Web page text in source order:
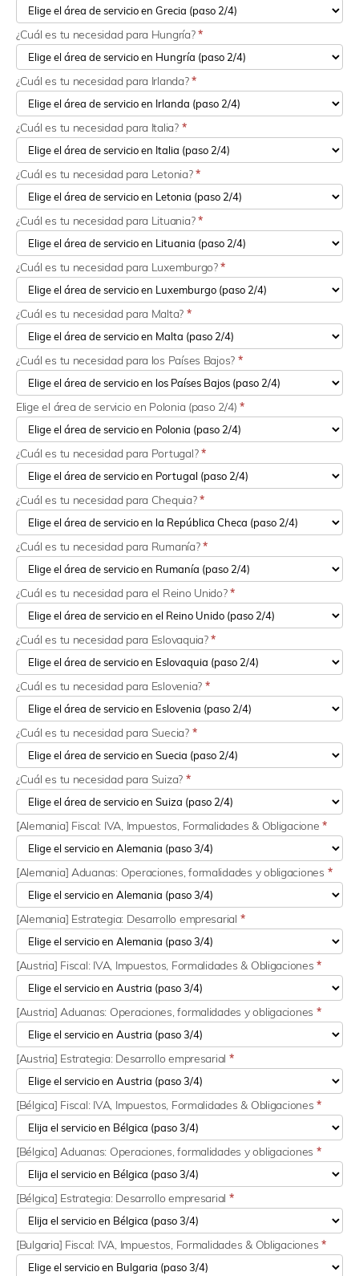
¿Cuál es tu necesidad para Hungría?*
¿Cuál es tu necesidad para Irlanda?*
¿Cuál es tu necesidad para Italia? *
¿Cuál es tu necesidad para Letonia?*
¿Cuál es tu necesidad para Lituania?*
¿Cuál es tu necesidad para Luxemburgo?*
¿Cuál es tu necesidad para Malta? *
¿Cuál es tu necesidad para los Países Bajos? *
Elige el área de servicio en Polonia (paso 2/4)*
¿Cuál es tu necesidad para Portugal?*
¿Cuál es tu necesidad para Chequia?*
¿Cuál es tu necesidad para Rumanía?*
¿Cuál es tu necesidad para el Reino Unido?*
¿Cuál es tu necesidad para Eslovaquia?*
¿Cuál es tu necesidad para Eslovenia? *
¿Cuál es tu necesidad para Suecia? *
¿Cuál es tu necesidad para Suiza? *
[Alemania] Fiscal: IVA, Impuestos, Formalidades & Obligacione*
[Alemania] Aduanas: Operaciones, formalidades y obligaciones *
[Alemania] Estrategia: Desarrollo empresarial *
[Austria] Fiscal: IVA, Impuestos, Formalidades & Obligaciones*
[Austria] Aduanas: Operaciones, formalidades y obligaciones *
[Austria] Estrategia: Desarrollo empresarial *
[Bélgica] Fiscal: IVA, Impuestos, Formalidades & Obligaciones*
[Bélgica] Aduanas: Operaciones, formalidades y obligaciones *
[Bélgica] Estrategia: Desarrollo empresarial *
[Bulgaria] Fiscal: IVA, Impuestos, Formalidades & Obligaciones *